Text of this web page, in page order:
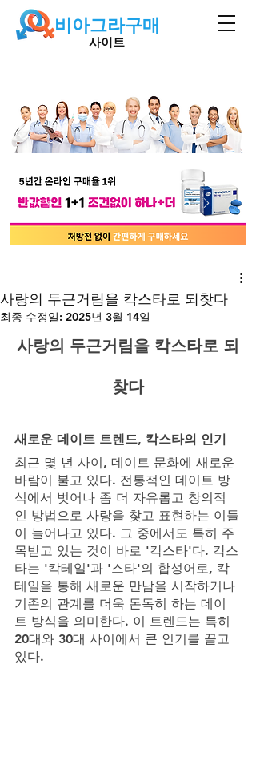
비아그라구매
사이트
사랑의 두근거림을 칵스타로 되찾다
최종 수정일: 2025년 3월 14일
사랑의 두근거림을 칵스타로 되
찾다
새로운 데이트 트렌드, 칵스타의 인기
최근 몇 년 사이, 데이트 문화에 새로운
바람이 불고 있다. 전통적인 데이트 방
식에서 벗어나 좀 더 자유롭고 창의적
인 방법으로 사랑을 찾고 표현하는 이들
이 늘어나고 있다. 그 중에서도 특히 주
목받고 있는 것이 바로 '칵스타'다. 칵스
타는 '칵테일'과 '스타'의 합성어로, 칵
테일을 통해 새로운 만남을 시작하거나
기존의 관계를 더욱 돈독히 하는 데이
트 방식을 의미한다. 이 트렌드는 특히
20대와 30대 사이에서 큰 인기를 끌고
있다.